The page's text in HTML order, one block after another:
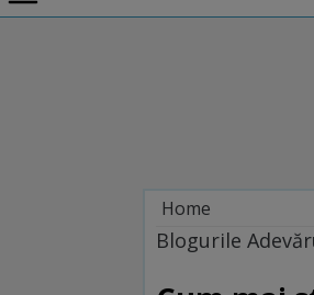
Home
Dileme on-line
Blogurile